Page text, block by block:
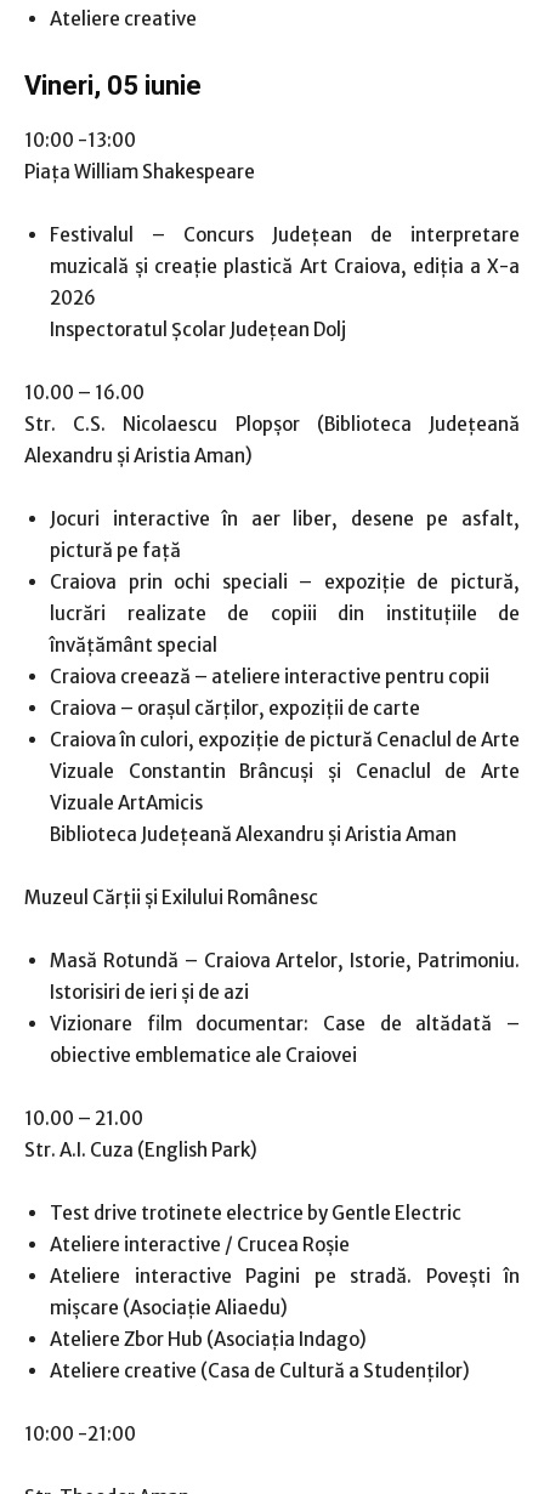
Ateliere creative
Vineri, 05 iunie
10:00 -13:00
Piața William Shakespeare
Festivalul – Concurs Județean de interpretare
muzicală și creație plastică Art Craiova, ediția a X-a
2026
Inspectoratul Școlar Județean Dolj
10.00 – 16.00
Str. C.S. Nicolaescu Plopșor (Biblioteca Județeană
Alexandru și Aristia Aman)
Jocuri interactive în aer liber, desene pe asfalt,
pictură pe față
Craiova prin ochi speciali – expoziție de pictură,
lucrări realizate de copiii din instituțiile de
învățământ special
Craiova creează – ateliere interactive pentru copii
Craiova – orașul cărților, expoziții de carte
Craiova în culori, expoziție de pictură Cenaclul de Arte
Vizuale Constantin Brâncuși și Cenaclul de Arte
Vizuale ArtAmicis
Biblioteca Județeană Alexandru și Aristia Aman
Muzeul Cărții și Exilului Românesc
Masă Rotundă – Craiova Artelor, Istorie, Patrimoniu.
Istorisiri de ieri și de azi
Vizionare film documentar: Case de altădată –
obiective emblematice ale Craiovei
10.00 – 21.00
Str. A.I. Cuza (English Park)
Test drive trotinete electrice by Gentle Electric
Ateliere interactive / Crucea Roșie
Ateliere interactive Pagini pe stradă. Povești în
mișcare (Asociație Aliaedu)
Ateliere Zbor Hub (Asociația Indago)
Ateliere creative (Casa de Cultură a Studenților)
10:00 -21:00